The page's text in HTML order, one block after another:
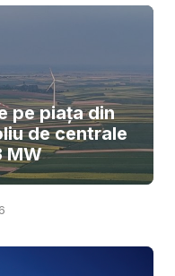
pe piața din
de centrale
MW